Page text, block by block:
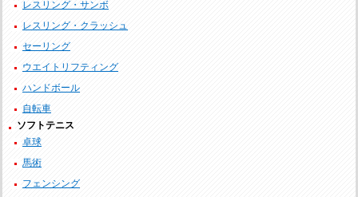
レスリング・サンボ
レスリング・クラッシュ
セーリング
ウエイトリフティング
ハンドボール
自転車
ソフトテニス
卓球
馬術
フェンシング